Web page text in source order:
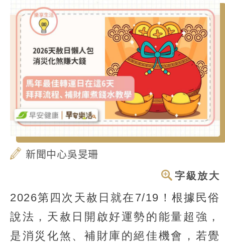
新聞中心吳旻珊
字級放大
2026第四次天赦日就在7/19！根據民俗
說法，天赦日開啟好運勢的能量超強，
是消災化煞、補財庫的絕佳機會，若覺